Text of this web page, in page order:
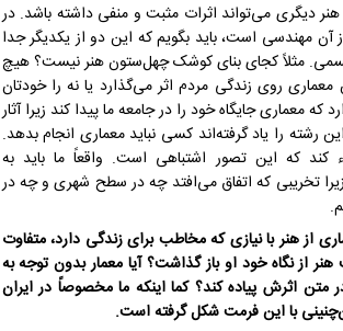
دیگری می‌تواند اثرات مثبت و منفی داشته باشد. در
است، باید بگویم که این دو از یکدیگر جدا
مثلاً کجای بنای کوشک چهل‌ستون هنر نیست؟ هیچ
روی زندگی مردم اثر می‌گذارد یا نه را خودتان
معماری جایگاه خود را در جامعه ما پیدا کند زیرا آثار
رشته را یاد گرفته‌اند کسی نباید معماری انجام بدهد.
که این تصور اشتباهی است. واقعاً ما باید به
زیرا تخریبی که اتفاق می‌افتد چه در سطح شهری و چه در
از هنر با نیازی که مخاطب برای زندگی دارد، متفاوت
از نگاه خود او باز گذاشت؟ آیا معمار بدون توجه به
اثرش پیاده کند؟ کما اینکه ما مخصوصاً در ایران
با این فرمت شکل گرفته‌ است.